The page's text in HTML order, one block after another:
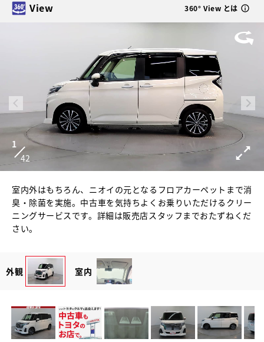
View 360° View とは
1
42
室内外はもちろん、ニオイの元となるフロアカーペットまで消
臭・除菌を実施。中古車を気持ちよくお乗りいただけるクリー
ニングサービスです。詳細は販売店スタッフまでおたずねくだ
さい。
外観 室内